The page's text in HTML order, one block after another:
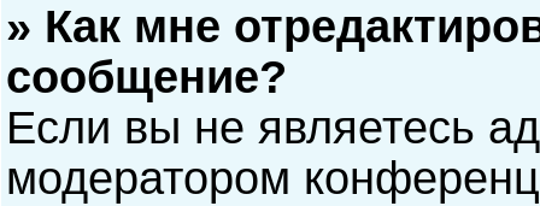
» Как мне
сообщение?
Если вы не являетесь
модератором